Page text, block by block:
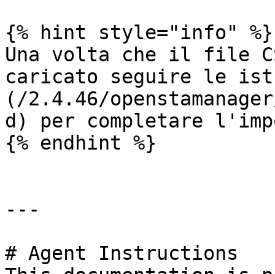
{% hint style="info" %}
Una volta che il file
caricato seguire le
(/2.4.46/
d) per completare
{% endhint %}
---
# Agent Instructions